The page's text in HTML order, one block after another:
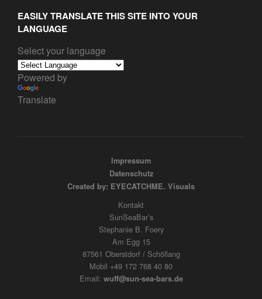
EASILY TRANSLATE THIS SITE INTO YOUR
LANGUAGE
Select your language
Powered by
Translate
Impressum
Datenschutz
Created by: EYECATCHME. Visuals
Kontakt
SunSeaBar’s
Stephanie B. Foery
Am Egg 15
87561 Oberstdorf / Schöllang
Mobil +49 172 768 40 80
Email: wuff@sun-sea-bars.de